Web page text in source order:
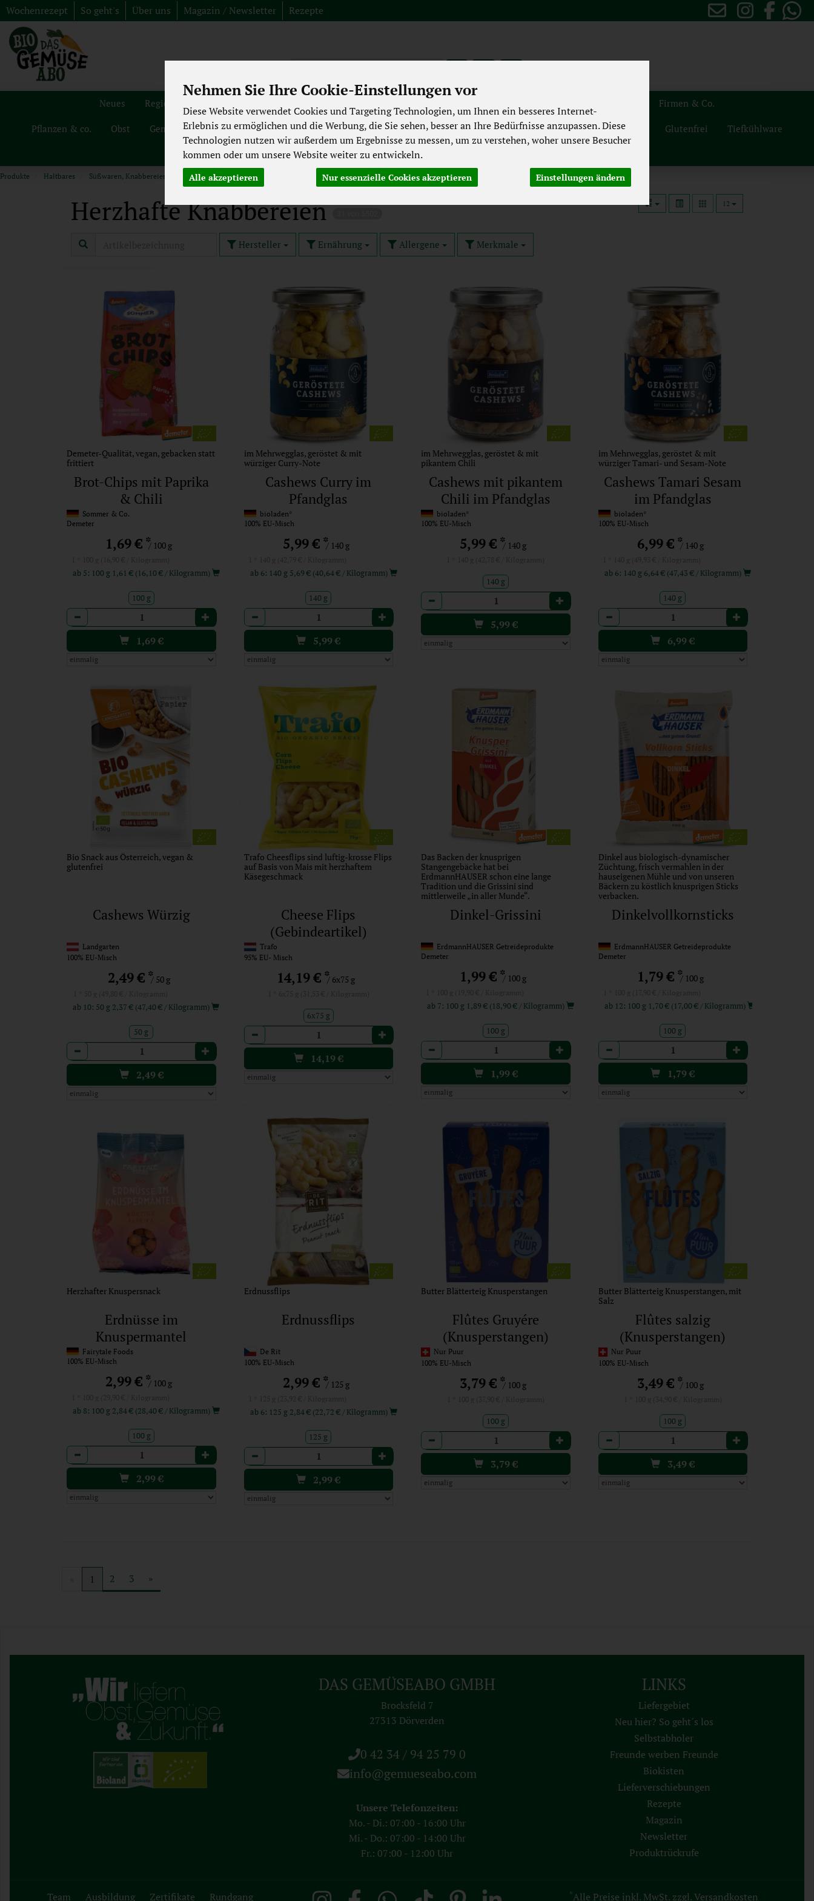
Nehmen Sie Ihre Cookie-Einstellungen vor
Diese Website verwendet Cookies und Targeting Technologien, um Ihnen ein besseres Internet-
Erlebnis zu ermöglichen und die Werbung, die Sie sehen, besser an Ihre Bedürfnisse anzupassen. Diese
Technologien nutzen wir außerdem um Ergebnisse zu messen, um zu verstehen, woher unsere Besucher
kommen oder um unsere Website weiter zu entwickeln.
Alle akzeptieren Nur essenzielle Cookies akzeptieren Einstellungen ändern
Wochenrezept So geht's Über uns Magazin / Newsletter Rezepte
Neues Regionales Firmen & Co.
Pflanzen & co. Obst Gemüse Haltbares Gekühltes Backwaren Getränke Pflege & Kosmetik Naturdrogerie Vegan Glutenfrei Tiefkühlware
Laktosefrei Großgebinde
Produkte Haltbares Süßwaren, Knabbereien Herzhafte Knabbereien
Herzhafte Knabbereien 12
Hersteller Ernährung Allergene Merkmale
Demeter-Qualität, vegan, gebacken statt
frittiert
Brot-Chips mit Paprika
& Chili
Sommer & Co.
Demeter
1,69 € */ 100 g
ab 5: 100 g 1,61 € (16,10 € / Kilogramm)
100 g
Anzahl
1,69€
im Mehrwegglas, geröstet & mit
würziger Curry-Note
Cashews Curry im
Pfandglas
bioladen*
100% EU-Misch
5,99 €*/ 140 g
ab 6: 140 g 5,69 € (40,64 € / Kilogramm)
140 g
Anzahl
5,99€
im Mehrwegglas, geröstet & mit
pikantem Chili
Cashews mit pikantem
Chili im Pfandglas
bioladen*
100% EU-Misch
5,99 € */ 140 g
140 g
Anzahl
5,99€
im Mehrwegglas, geröstet & mit
würziger Tamari- und Sesam-Note
Cashews Tamari Sesam
im Pfandglas
bioladen*
100% EU-Misch
6,99 €*/ 140 g
ab 6: 140 g 6,64 € (47,43 € / Kilogramm)
140 g
Anzahl
6,99€
Bio Snack aus Österreich, vegan &
glutenfrei
Cashews Würzig
Landgarten
100% EU-Misch
2,49 €*/ 50 g
ab 10: 50 g 2,37 € (47,40 € / Kilogramm)
50 g
Anzahl
2,49€
Trafo Cheesflips sind luftig-krosse Flips
auf Basis von Mais mit herzhaftem
Käsegeschmack
Cheese Flips
(Gebindeartikel)
Trafo
95% EU- Misch
14,19 € */ 6x75 g
6x75 g
Anzahl
14,19€
Das Backen der knusprigen
Stangengebäcke hat bei
ErdmannHAUSER schon eine lange
Tradition und die Grissini sind
mittlerweile „in aller Munde“.
Dinkel-Grissini
ErdmannHAUSER Getreideprodukte
Demeter
1,99 € */ 100 g
ab 7: 100 g 1,89 € (18,90 € / Kilogramm)
100 g
Anzahl
1,99€
Dinkel aus biologisch-dynamischer
Züchtung, frisch vermahlen in der
hauseigenen Mühle und von unseren
Bäckern zu köstlich knusprigen Sticks
verbacken.
Dinkelvollkornsticks
ErdmannHAUSER Getreideprodukte
Demeter
1,79 €*/ 100 g
ab 12: 100 g 1,70 € (17,00 € / Kilogramm)
100 g
Anzahl
1,79€
Herzhafter Knuspersnack
Erdnüsse im
Knuspermantel
Fairytale Foods
100% EU-Misch
2,99 € */ 100 g
ab 8: 100 g 2,84 € (28,40 € / Kilogramm)
100 g
Anzahl
2,99€
Erdnussflips
Erdnussflips
De Rit
100% EU-Misch
2,99 €*/ 125 g
ab 6: 125 g 2,84 € (22,72 € / Kilogramm)
125 g
Anzahl
2,99€
Butter Blätterteig Knusperstangen
Flûtes Gruyére
(Knusperstangen)
Nur Puur
100% EU-Misch
3,79 € */ 100 g
100 g
Anzahl
3,79€
Butter Blätterteig Knusperstangen, mit
Salz
Flûtes salzig
(Knusperstangen)
Nur Puur
100% EU-Misch
3,49 €*/ 100 g
100 g
Anzahl
3,49€
1 2 3 »
DAS GEMÜSEABO GMBH
Brocksfeld 7
27313 Dörverden
0 42 34 / 94 25 79 0
info@gemueseabo.com
Unsere Telefonzeiten:
Mo. - Di.: 07:00 - 16:00 Uhr
Mi. - Do.: 07:00 - 14:00 Uhr
Fr.: 07:00 - 12:00 Uhr
LINKS
Liefergebiet
Neu hier? So geht´s los
Selbstabholer
Freunde werben Freunde
Biokisten
Lieferverschiebungen
Rezepte
Magazin
Newsletter
Produktrückrufe
Team Ausbildung Zertifikate Rundgang *Alle Preise inkl. MwSt. zzgl. Versandkosten